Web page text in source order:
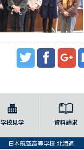
学校見学 資料請求
日本航空高等学校 北海道